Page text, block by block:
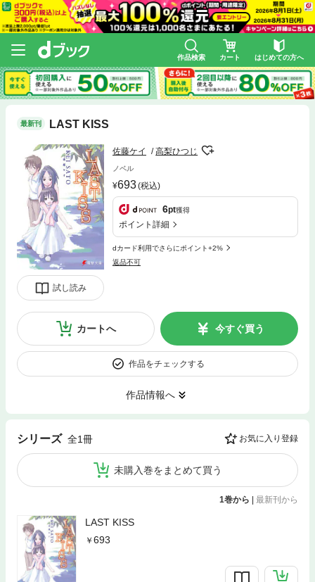
作品検索 カート はじめての方へ
最新刊 LAST KISS
試し読み
佐藤ケイ 高梨ひつじ
ノベル
693(税込)
6pt獲得
ポイント詳細
dカード利用でさらにポイント+2%
返品不可
カートへ 今すぐ買う
作品をチェックする
作品情報へ
シリーズ 全1冊 お気に入り登録
未購入巻をまとめて買う
1巻から | 最新刊から
LAST KISS
693